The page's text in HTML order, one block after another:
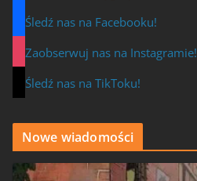
Śledź nas na Facebooku!
Zaobserwuj nas na Instagramie!
Śledź nas na TikToku!
Nowe wiadomości